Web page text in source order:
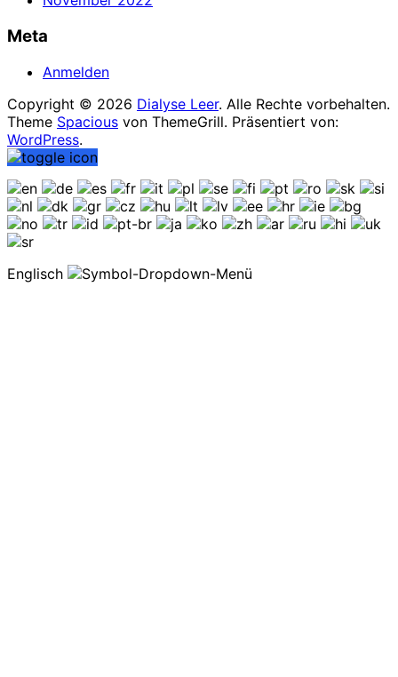
Meta
Anmelden
Copyright © 2026 Dialyse Leer. Alle Rechte vorbehalten.
Theme Spacious von ThemeGrill. Präsentiert von:
WordPress.
Englisch